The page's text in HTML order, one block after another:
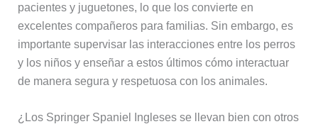
pacientes y juguetones, lo que los convierte en
excelentes compañeros para familias. Sin embargo, es
importante supervisar las interacciones entre los perros
y los niños y enseñar a estos últimos cómo interactuar
de manera segura y respetuosa con los animales.
¿Los Springer Spaniel Ingleses se llevan bien con otros